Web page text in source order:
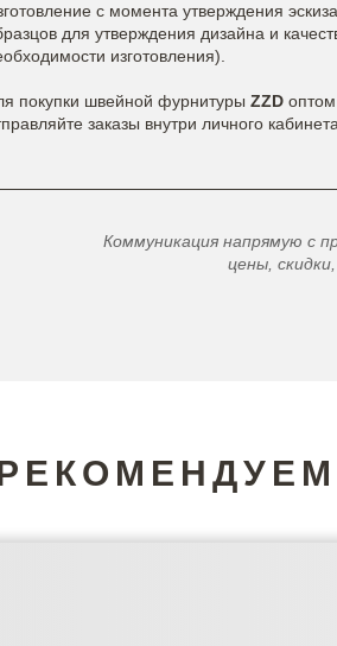
с момента утверждения
для утверждения дизайна и
изготовления).
покупки швейной фурнитуры ZZD
заказы внутри личного кабинета.
Коммуникация напрямую с
цены,